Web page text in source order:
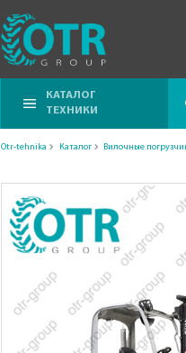
КАТАЛОГ
ТЕХНИКИ
Otr-tehnika Каталог Вилочные